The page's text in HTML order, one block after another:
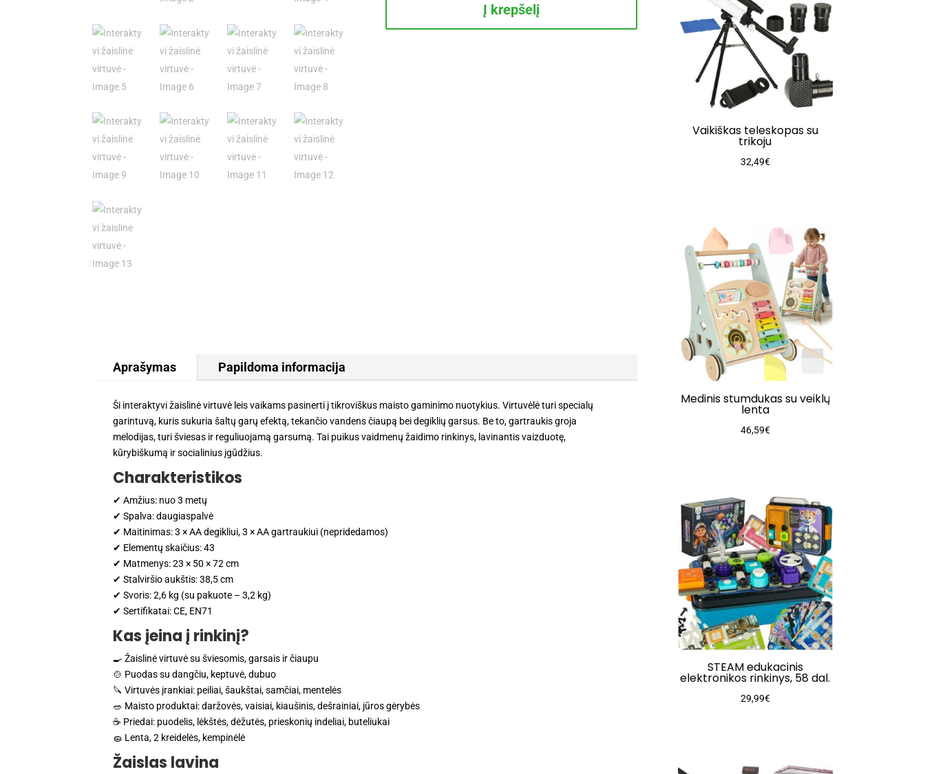
Į krepšelį
Aprašymas Papildoma informacija
Ši interaktyvi žaislinė virtuvė leis vaikams pasinerti į tikroviškus maisto gaminimo nuotykius. Virtuvėlė turi specialų
garintuvą, kuris sukuria šaltų garų efektą, tekančio vandens čiaupą bei degiklių garsus. Be to, gartraukis groja
melodijas, turi šviesas ir reguliuojamą garsumą. Tai puikus vaidmenų žaidimo rinkinys, lavinantis vaizduotę,
kūrybiškumą ir socialinius įgūdžius.
Charakteristikos
✔ Amžius: nuo 3 metų
✔ Spalva: daugiaspalvė
✔ Maitinimas: 3 × AA degikliui, 3 × AA gartraukiui (nepridedamos)
✔ Elementų skaičius: 43
✔ Matmenys: 23 × 50 × 72 cm
✔ Stalviršio aukštis: 38,5 cm
✔ Svoris: 2,6 kg (su pakuote – 3,2 kg)
✔ Sertifikatai: CE, EN71
Kas įeina į rinkinį?
🍳 Žaislinė virtuvė su šviesomis, garsais ir čiaupu
🍲 Puodas su dangčiu, keptuvė, dubuo
🔪 Virtuvės įrankiai: peiliai, šaukštai, samčiai, mentelės
🥗 Maisto produktai: daržovės, vaisiai, kiaušinis, dešrainiai, jūros gėrybės
☕ Priedai: puodelis, lėkštės, dėžutės, prieskonių indeliai, buteliukai
🧽 Lenta, 2 kreidelės, kempinėlė
Žaislas lavina
Vaikiškas teleskopas su
trikoju
32,49€
Medinis stumdukas su veiklų
lenta
46,59€
STEAM edukacinis
elektronikos rinkinys, 58 dal.
29,99€